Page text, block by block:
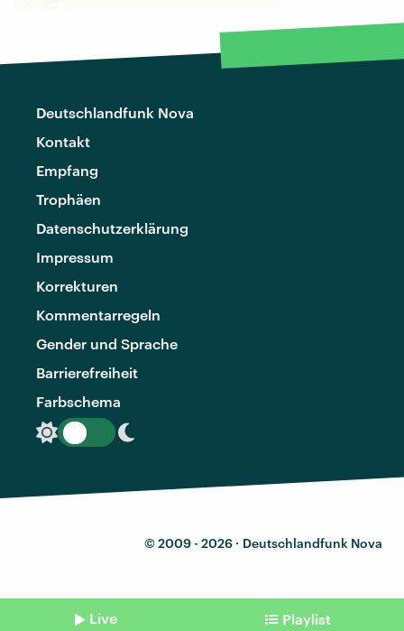
Deutschlandfunk Nova
Kontakt
Empfang
Trophäen
Datenschutzerklärung
Impressum
Korrekturen
Kommentarregeln
Gender und Sprache
Barrierefreiheit
Farbschema
© 2009 - 2026 · Deutschlandfunk Nova
Live Playlist